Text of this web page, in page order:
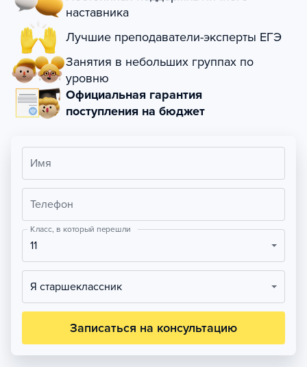
наставника
Лучшие преподаватели-эксперты ЕГЭ
Занятия в небольших группах по
уровню
Официальная гарантия
поступления на бюджет
Имя
Телефон
Класс, в который перешли
11
Я старшеклассник
Записаться на консультацию